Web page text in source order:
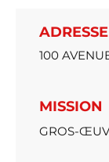
ADRESSE
100
MISSION
GROS-